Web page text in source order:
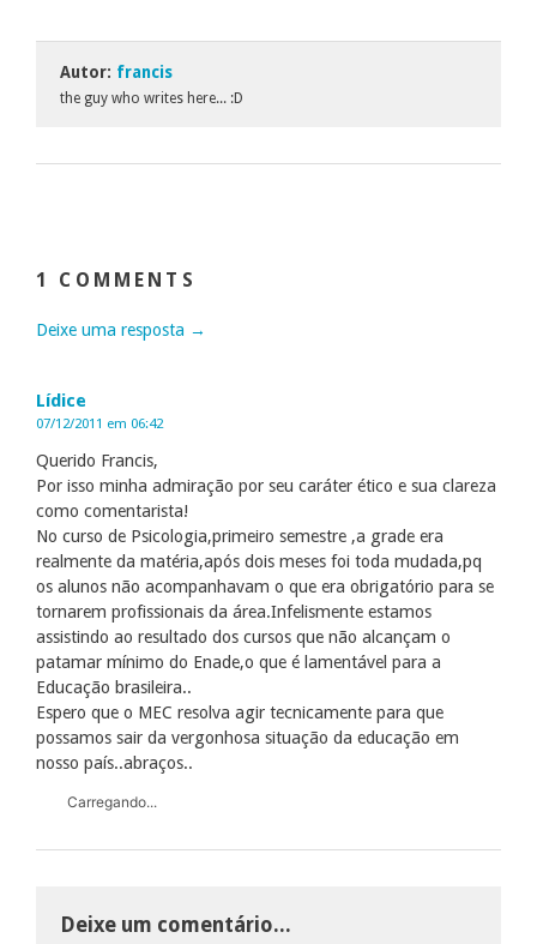
Autor: francis
the guy who writes here... :D
1 COMMENTS
Deixe uma resposta →
Lídice
07/12/2011 em 06:42
Querido Francis,
Por isso minha admiração por seu caráter ético e sua clareza
como comentarista!
No curso de Psicologia,primeiro semestre ,a grade era
realmente da matéria,após dois meses foi toda mudada,pq
os alunos não acompanhavam o que era obrigatório para se
tornarem profissionais da área.Infelismente estamos
assistindo ao resultado dos cursos que não alcançam o
patamar mínimo do Enade,o que é lamentável para a
Educação brasileira..
Espero que o MEC resolva agir tecnicamente para que
possamos sair da vergonhosa situação da educação em
nosso país..abraços..
Carregando...
Deixe um comentário...